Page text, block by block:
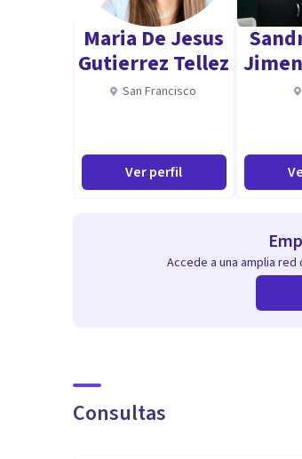
Maria De Jesus
Gutierrez Tellez
San Francisco
Ver perfil
Accede a una amplia
Consultas